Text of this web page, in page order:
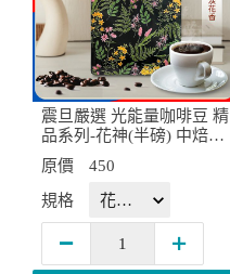
震旦嚴選 光能量咖啡豆 精
品系列-花神(半磅) 中焙H
X-TB-03
原價
450
規格